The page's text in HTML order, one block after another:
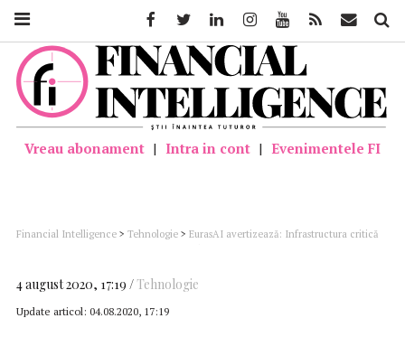
Vreau abonament | Intra in cont | Evenimentele FI
Financial Intelligence > Tehnologie > EurasAI avertizează: Infrastructura critică
4 august 2020, 17:19 Tehnologie
Update articol: 04.08.2020, 17:19
FacebookTwitter LinkedinInstagramYoutube Feed Mail